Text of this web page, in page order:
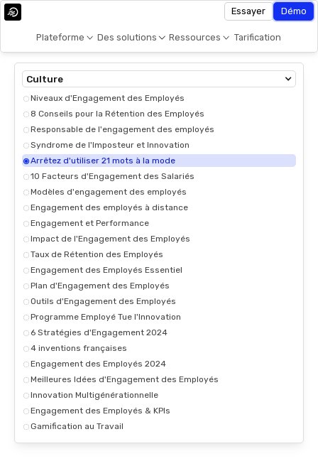
Plateforme Des solutions Ressources Tarification
Essayer Démo
Culture
Niveaux d'Engagement des Employés
8 Conseils pour la Rétention des Employés
Responsable de l'engagement des employés
Syndrome de l'Imposteur et Innovation
Arrêtez d'utiliser 21 mots à la mode
10 Facteurs d'Engagement des Salariés
Modèles d'engagement des employés
Engagement des employés à distance
Engagement et Performance
Impact de l'Engagement des Employés
Taux de Rétention des Employés
Engagement des Employés Essentiel
Plan d'Engagement des Employés
Outils d'Engagement des Employés
Programme Employé Tue l'Innovation
6 Stratégies d'Engagement 2024
4 inventions françaises
Engagement des Employés 2024
Meilleures Idées d'Engagement des Employés
Innovation Multigénérationnelle
Engagement des Employés & KPIs
Gamification au Travail